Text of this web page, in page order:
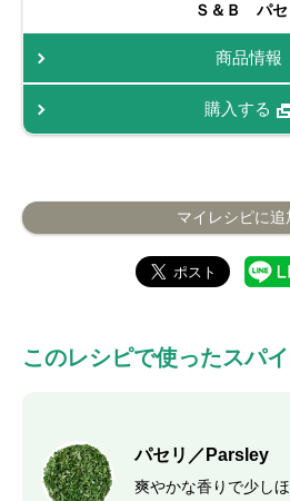
Ｓ＆Ｂ パセ
商品情報
購入する
マイレシピに追
このレシピで使ったスパ
パセリ／Parsley
爽やかな香りで少し